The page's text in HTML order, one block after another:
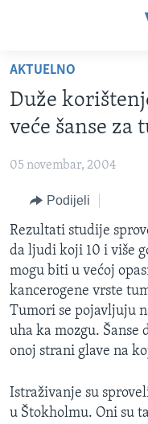
glavni
sadržaj
na
glavnu
pretragu
TV PROGRAM
VIDEO
VIJESTI
SJEDINJENE
BOSNA I
SVIJET
NAUKA I TEHNOLOGIJA
SPECIJALNI PROJEKTI
KORUPCIJA
SLOBODA MEDIJA
ŽENSKA STRANA
IZBJEGLIČKA STRANA
O GLASU AMERIKE
AKTUELNO
Duže
veće šanse za
05 novembar, 2004
Podijeli
Rezultati studije
da ljudi koji 10 i više
mogu biti u većoj
kancerogene vrste
Tumori se pojavljuju
uha ka mozgu. Šanse
onoj strani glave na
Istraživanje su
u Štokholmu. Oni su